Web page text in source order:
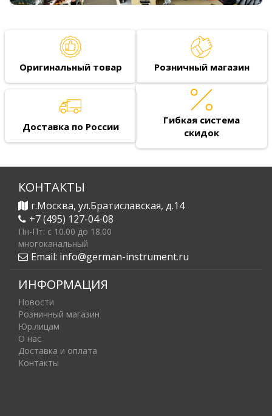
Оригинальный товар Розничный магазин
Доставка по России
Гибкая система
скидок
КОНТАКТЫ
г.Москва, ул.Братиславская, д.14
+7 (495) 127-04-08
Пн-Пт: c 10.00 до 18.00
многоканальный
Email: info@german-instrument.ru
ИНФОРМАЦИЯ
Новости
Розничный магазин
Юр.лицам
О нас
Доставка и оплата
Контакты